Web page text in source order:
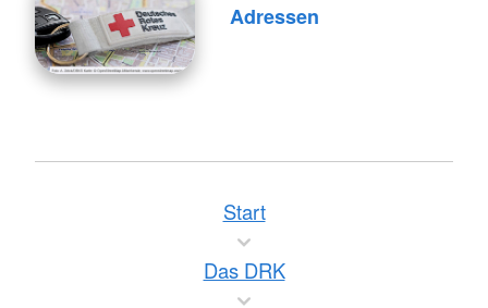
Adressen
Start
Das DRK